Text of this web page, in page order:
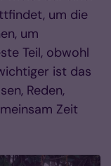
um die
um
Teil, obwohl
ist das
Reden,
Zeit